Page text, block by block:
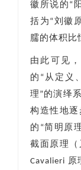
徽所说的“
括为“刘徽
臑的体积比
由此可见
的“从定义
理”的演绎
构造性地
的“简明原
截面原理
Cavalieri